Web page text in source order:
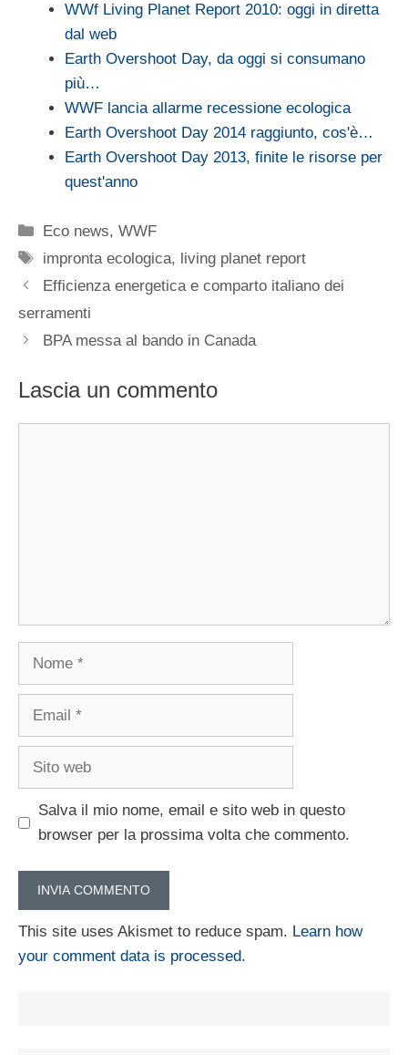
WWf Living Planet Report 2010: oggi in diretta
dal web
Earth Overshoot Day, da oggi si consumano
più…
WWF lancia allarme recessione ecologica
Earth Overshoot Day 2014 raggiunto, cos'è…
Earth Overshoot Day 2013, finite le risorse per
quest'anno
Categorie
Eco news,WWF
Tag
impronta ecologica, living planet report
Efficienza energetica e comparto italiano dei
serramenti
BPA messa al bando in Canada
Lascia un commento
Nome
Email
Sito
Salva il mio nome, email e sito web in questo
browser per la prossima volta che commento.
This site uses Akismet to reduce spam. Learn how
your comment data is processed.